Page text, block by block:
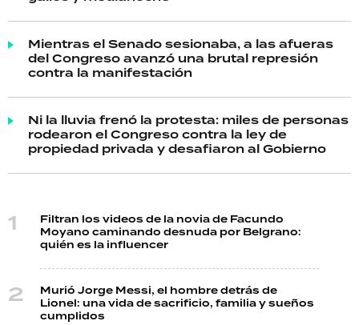
Mientras el Senado sesionaba, a las afueras
del Congreso avanzó una brutal represión
contra la manifestación
Ni la lluvia frenó la protesta: miles de personas
rodearon el Congreso contra la ley de
propiedad privada y desafiaron al Gobierno
Filtran los videos de la novia de Facundo
Moyano caminando desnuda por Belgrano:
quién es la influencer
Murió Jorge Messi, el hombre detrás de
Lionel: una vida de sacrificio, familia y sueños
cumplidos